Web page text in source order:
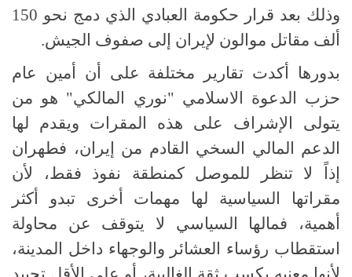
وذلك بعد قرار حكومة العبادي الذي دمج نحو 150
ألف مقاتل موالون لإيران إلى صفوف الجيش.
بدورها أكدت تقارير مختلفة على أن أمين عام
حزب الدعوة الاسلامي "نوري المالكي" هو من
يتولى الإشراف على هذه المقرات ويقدم لها
الدعم المالي السخي القادم من إيران، فطهران
إذاً لا تنظر للموصل كمنطقة نفوذ فقط، لأن
مقراتها السياسية لها مهمات أخرى تبدو أكثر
أهمية، فمالها السياسي لا يتوقف عن محاولة
استقطاب رؤساء العشائر والوجهاء داخل المدينة،